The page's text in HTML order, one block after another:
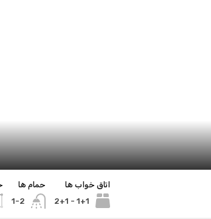
اتاق خواب ها
1+1 - 2+1
حمام ها
1-2